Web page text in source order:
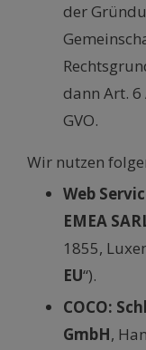
der
dann Art. 6
GVO.
Wir nutzen
Web
EMEA
1855,
EU“).
COCO:
GmbH,